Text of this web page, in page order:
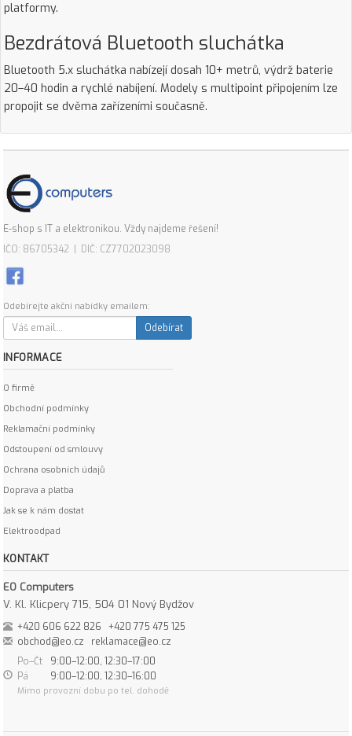
platformy.
Bezdrátová Bluetooth sluchátka
Bluetooth 5.x sluchátka nabízejí dosah 10+ metrů, výdrž baterie
20–40 hodin a rychlé nabíjení. Modely s multipoint připojením lze
propojit se dvěma zařízeními současně.
E-shop s IT a elektronikou. Vždy najdeme řešení!
IČO: 86705342 | DIČ: CZ7702023098
Odebírejte akční nabídky emailem:
Odebírat
INFORMACE
O firmě
Obchodní podmínky
Reklamační podmínky
Odstoupení od smlouvy
Ochrana osobních údajů
Doprava a platba
Jak se k nám dostat
Elektroodpad
KONTAKT
EO Computers
V. Kl. Klicpery 715, 504 01 Nový Bydžov
+420 606 622 826
+420 775 475 125
obchod@eo.cz
reklamace@eo.cz
Po–Čt
9:00–12:00, 12:30–17:00
Pá
9:00–12:00, 12:30–16:00
Mimo provozní dobu po tel. dohodě